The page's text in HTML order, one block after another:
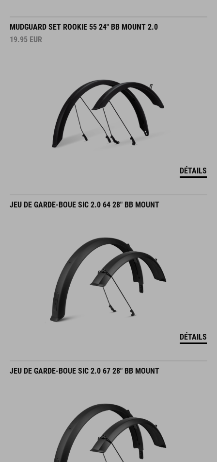
MUDGUARD SET ROOKIE 55 24" BB MOUNT 2.0
19.95 EUR
DÉTAILS
JEU DE GARDE-BOUE SIC 2.0 64 28" BB MOUNT
DÉTAILS
JEU DE GARDE-BOUE SIC 2.0 67 28" BB MOUNT